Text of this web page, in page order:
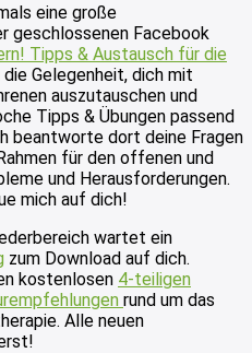
eine große
geschlossenen Facebook
Tipps & Austausch für die
Gelegenheit, dich mit
auszutauschen und
Tipps & Übungen passend
beantworte dort deine Fragen
für den offenen und
und Herausforderungen.
mich auf dich!
wartet ein
zum Download auf dich.
kostenlosen 4-teiligen
rund um das
Alle neuen